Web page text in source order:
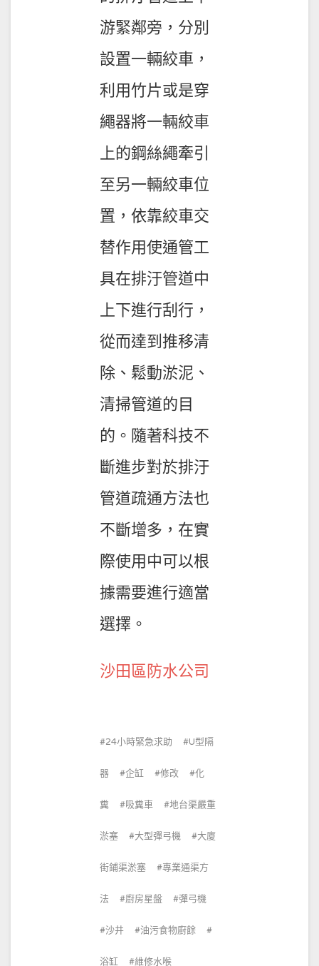
游緊鄰旁，分別
設置一輛絞車，
利用竹片或是穿
繩器將一輛絞車
上的鋼絲繩牽引
至另一輛絞車位
置，依靠絞車交
替作用使通管工
具在排汙管道中
上下進行刮行，
從而達到推移清
除、鬆動淤泥、
清掃管道的目
的。隨著科技不
斷進步對於排汙
管道疏通方法也
不斷增多，在實
際使用中可以根
據需要進行適當
選擇。
沙田區防水公司
24小時緊急求助 U型隔
器 企缸 修改 化
糞 吸糞車 地台渠嚴重
淤塞 大型彈弓機 大廈
街鋪渠淤塞 專業通渠方
法 廚房星盤 彈弓機
沙井 油污食物廚餘
浴缸 維修水喉